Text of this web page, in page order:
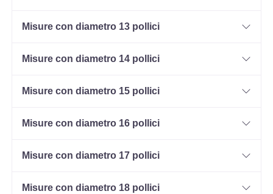
Misure con diametro 13 pollici
Misure con diametro 14 pollici
Misure con diametro 15 pollici
Misure con diametro 16 pollici
Misure con diametro 17 pollici
Misure con diametro 18 pollici